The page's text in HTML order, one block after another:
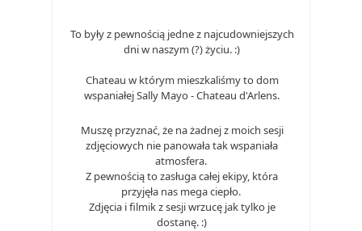
To były z pewnością jedne z najcudowniejszych
dni w naszym (?) życiu. :)
Chateau w którym mieszkaliśmy to dom
wspaniałejSally Mayo -Chateau d'Arlens.
Muszę przyznać, że na żadnej z moich sesji
zdjęciowych nie panowała tak wspaniała
atmosfera.
Z pewnością to zasługa całej ekipy, która
przyjęła nas mega ciepło.
Zdjęcia i filmik z sesji wrzucę jak tylko je
dostanę. :)